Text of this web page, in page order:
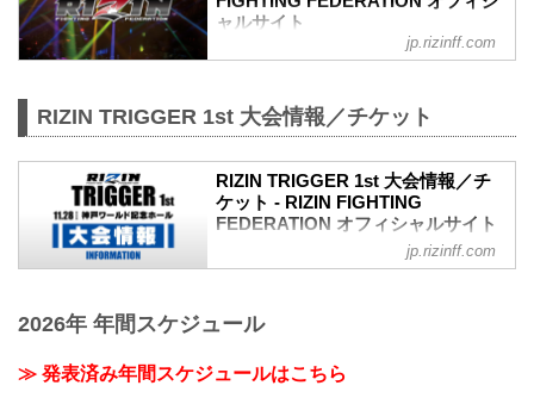
この件に関しての【U-NEXT RIZIN
ャルサイト
RIZIN FIGHTING FEDERATION オフィシ
「RIZIN FIGHTING FEDERATION」（ラ
ン）の情報・加盟団体について発信して
いきます。
jp.rizinff.com
RIZIN TRIGGER 1st 大会情報／チケット
RIZIN TRIGGER 1st 大会情報／チ
ケット - RIZIN FIGHTING
FEDERATION オフィシャルサイト
ここから何かが始まる、新しいスターが
「RIZIN TRIGGER」。
jp.rizinff.com
2026年 年間スケジュール
≫ 発表済み年間スケジュールはこちら